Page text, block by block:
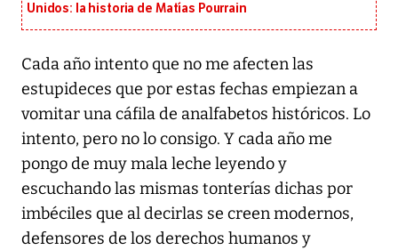
Unidos: la historia de Matías Pourrain
Cada año intento que no me afecten las
estupideces que por estas fechas empiezan a
vomitar una cáfila de analfabetos históricos. Lo
intento, pero no lo consigo. Y cada año me
pongo de muy mala leche leyendo y
escuchando las mismas tonterías dichas por
imbéciles que al decirlas se creen modernos,
defensores de los derechos humanos y